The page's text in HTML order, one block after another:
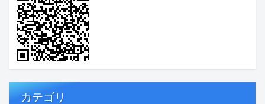
カテゴリ